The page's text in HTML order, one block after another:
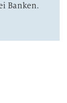
Banken.